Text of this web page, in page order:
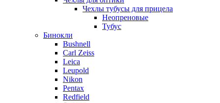
Чехлы тубусы для прицела
Неопреновые
Тубус
Бинокли
Bushnell
Carl Zeiss
Leica
Leupold
Nikon
Pentax
Redfield